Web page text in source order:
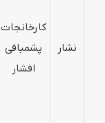
نشار
کارخانجات
پشمبافی
افشار